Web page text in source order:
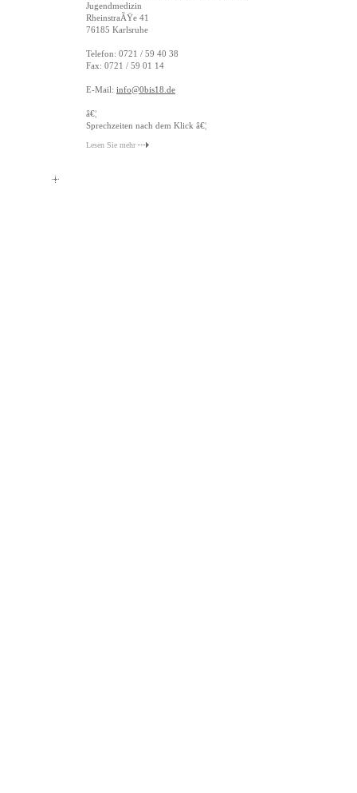
Jugendmedizin
RheinstraÃŸe 41
76185 Karlsruhe
Telefon: 0721 / 59 40 38
Fax: 0721 / 59 01 14
E-Mail: info@0bis18.de
â€¦
Sprechzeiten nach dem Klick â€¦
Lesen Sie mehr